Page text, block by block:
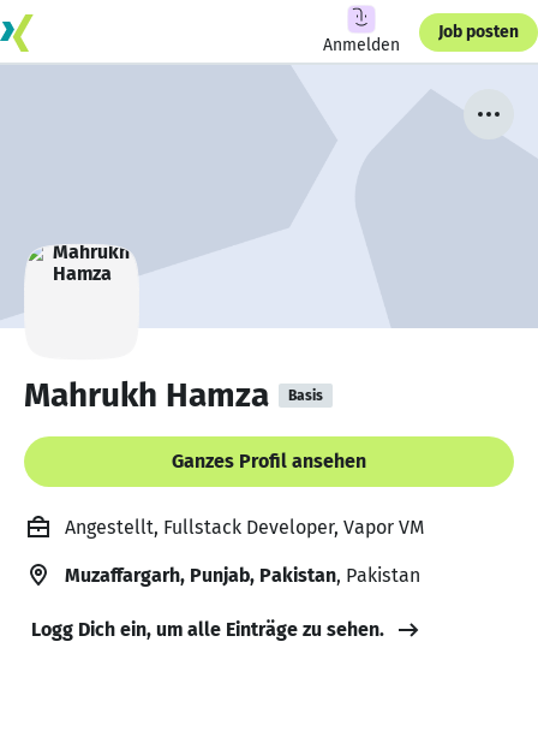
Anmelden
Job posten
Mahrukh Hamza Basis
Ganzes Profil ansehen
Angestellt, Fullstack Developer, Vapor VM
Muzaffargarh, Punjab, Pakistan, Pakistan
Logg Dich ein, um alle Einträge zu sehen.